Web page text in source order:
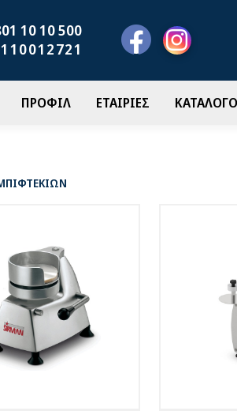
10 10 500
ΠΡΟΦΙΛ ΕΤΑΙΡΙΕΣ